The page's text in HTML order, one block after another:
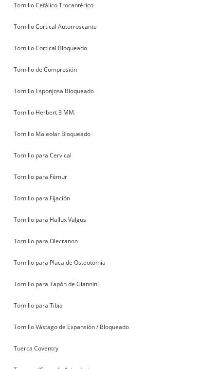
Tornillo Cefálico Trocantérico
Tornillo Cortical Autorroscante
Tornillo Cortical Bloqueado
Tornillo de Compresión
Tornillo Esponjosa Bloqueado
Tornillo Herbert 3 MM.
Tornillo Maleolar Bloqueado
Tornillo para Cervical
Tornillo para Fémur
Tornillo para Fijación
Tornillo para Hallux Valgus
Tornillo para Olecranon
Tornillo para Placa de Osteotomía
Tornillo para Tapón de Giannini
Tornillo para Tibia
Tornillo Vástago de Expansión / Bloqueado
Tuerca Coventry